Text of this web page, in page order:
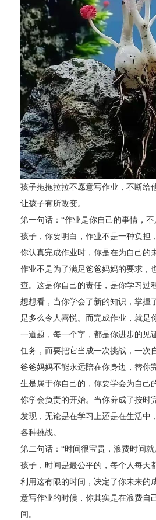
孩子拖拖拉拉不愿意写作业，不断给
让孩子有所改变。
第一句话：“作业是你自己的事情，
孩子，你要明白，作业不是一种负担
你认真完成作业时，你是在为自己的
作业不是为了满足爸爸妈妈的要求，
查。这是你自己的责任，是你学习过
想想看，当你学会了新的知识，掌握
是多么令人喜悦。而完成作业，就是
一道题，每一个字，都是你进步的见
任务，而要把它当成一次挑战，一次
爸爸妈妈不能永远陪在你身边，替你
生是属于你自己的，你要学会为自己
你学会负责的开始。当你养成了按时
发现，无论是在学习上还是在生活中
各种挑战。
第二句话：“时间很宝贵，浪费时间
孩子，时间是最公平的，每个人每天
利用这有限的时间，决定了你未来的
意写作业的时候，你其实是在浪费
间。